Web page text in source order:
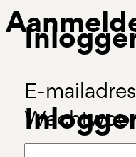
E-mailadres